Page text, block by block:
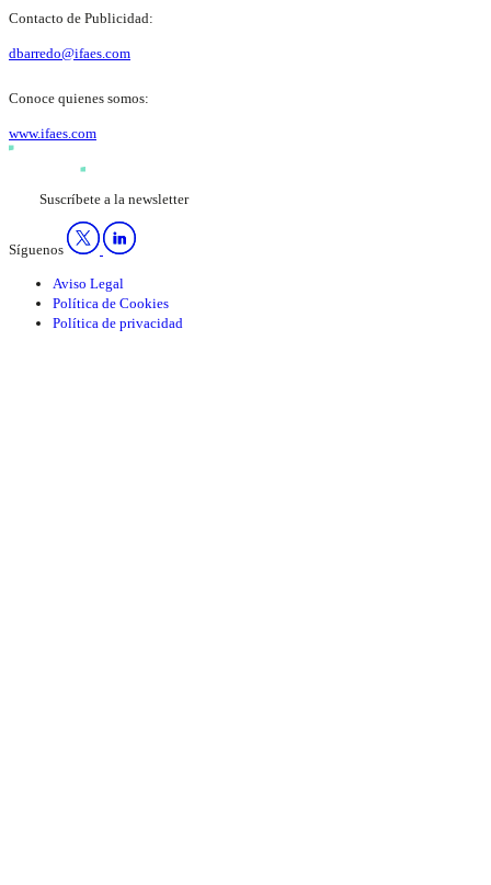
Contacto de Publicidad:
dbarredo@ifaes.com
Conoce quienes somos:
www.ifaes.com
Suscríbete a la newsletter
Síguenos
Aviso Legal
Política de Cookies
Política de privacidad